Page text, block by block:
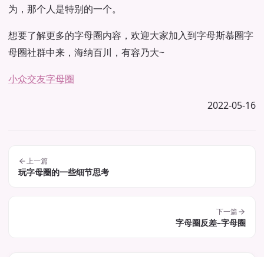
为，那个人是特别的一个。
想要了解更多的字母圈内容，欢迎大家加入到字母斯慕圈字
母圈社群中来，海纳百川，有容乃大~
小众交友字母圈
2022-05-16
上一篇
玩字母圈的一些细节思考
下一篇
字母圈反差–字母圈